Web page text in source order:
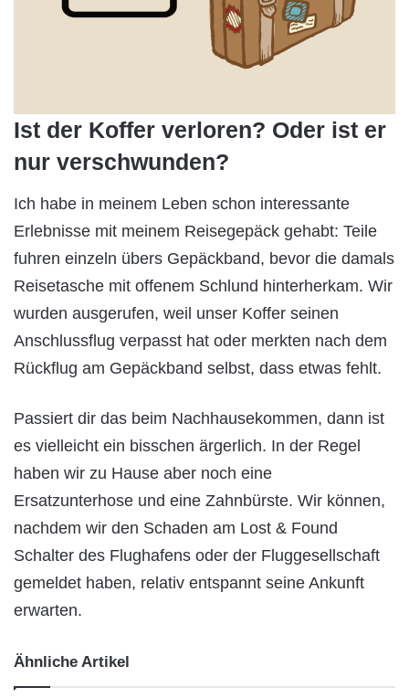
Ist der Koffer verloren? Oder ist er
nur verschwunden?
Ich habe in meinem Leben schon interessante
Erlebnisse mit meinem Reisegepäck gehabt: Teile
fuhren einzeln übers Gepäckband, bevor die damals
Reisetasche mit offenem Schlund hinterherkam. Wir
wurden ausgerufen, weil unser Koffer seinen
Anschlussflug verpasst hat oder merkten nach dem
Rückflug am Gepäckband selbst, dass etwas fehlt.
Passiert dir das beim Nachhausekommen, dann ist
es vielleicht ein bisschen ärgerlich. In der Regel
haben wir zu Hause aber noch eine
Ersatzunterhose und eine Zahnbürste. Wir können,
nachdem wir den Schaden am Lost & Found
Schalter des Flughafens oder der Fluggesellschaft
gemeldet haben, relativ entspannt seine Ankunft
erwarten.
Ähnliche Artikel